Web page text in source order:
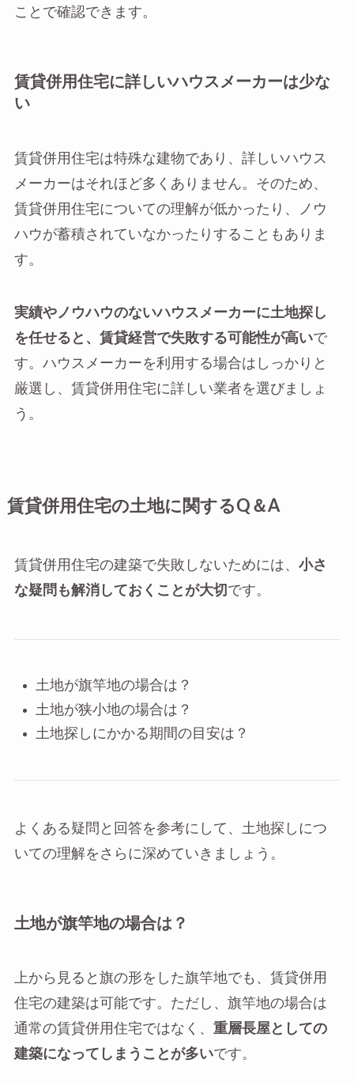
ことで確認できます。
賃貸併用住宅に詳しいハウスメーカーは少な
い
賃貸併用住宅は特殊な建物であり、詳しいハウス
メーカーはそれほど多くありません。そのため、
賃貸併用住宅についての理解が低かったり、ノウ
ハウが蓄積されていなかったりすることもありま
す。
実績やノウハウのないハウスメーカーに土地探し
を任せると、賃貸経営で失敗する可能性が高いで
す。ハウスメーカーを利用する場合はしっかりと
厳選し、賃貸併用住宅に詳しい業者を選びましょ
う。
賃貸併用住宅の土地に関するQ＆A
賃貸併用住宅の建築で失敗しないためには、 小さ
な疑問も解消しておくことが大切 です。
土地が旗竿地の場合は？
土地が狭小地の場合は？
土地探しにかかる期間の目安は？
よくある疑問と回答を参考にして、土地探しにつ
いての理解をさらに深めていきましょう。
土地が旗竿地の場合は？
上から見ると旗の形をした旗竿地でも、賃貸併用
住宅の建築は可能です。ただし、旗竿地の場合は
通常の賃貸併用住宅ではなく、 重層長屋としての
建築になってしまうことが多いです。